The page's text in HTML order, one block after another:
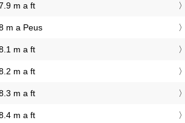
m a ft
m a Peus
m a ft
m a ft
m a ft
m a ft